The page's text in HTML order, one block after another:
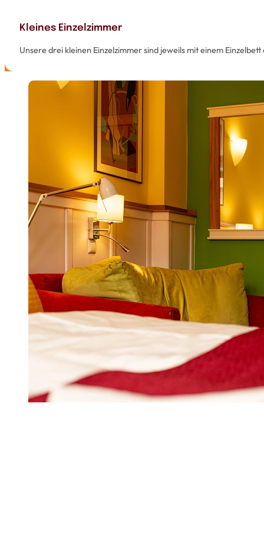
Kleines Einzelzimmer
Unsere drei kleinen Einzelzimmer sind jeweils mit einem